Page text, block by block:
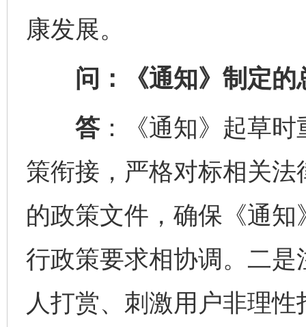
康发展。
问：《通知》制定的
答：《通知》起草
策衔接，严格对标相关
的政策文件，确保《通
行政策要求相协调。二
人打赏、刺激用户非理